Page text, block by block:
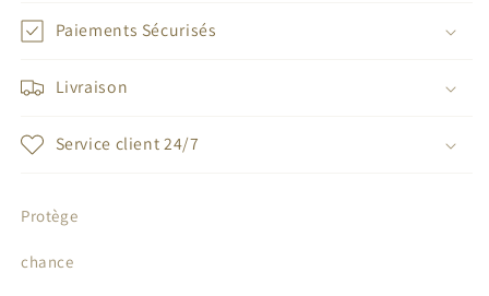
Paiements Sécurisés
Livraison
Service client 24/7
Protège
chance